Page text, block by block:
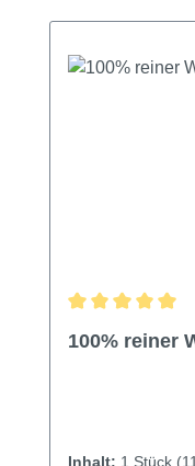
100% reiner
Inhalt: 1 Stück